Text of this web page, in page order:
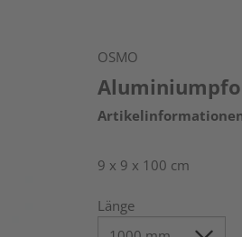
OSMO
9 x 9 x 100 cm
Länge